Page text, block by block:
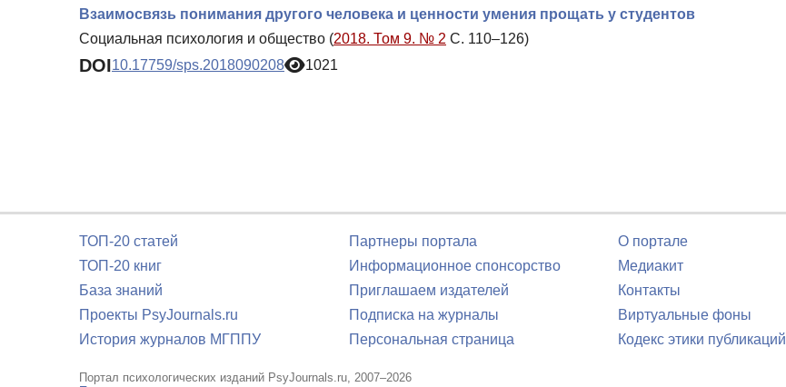
Взаимосвязь понимания другого человека и ценности умения прощать у студентов
Социальная психология и общество (2018. Том 9. № 2 С. 110–126)
DOI10.17759/sps.2018090208 1021
ТОП-20 статей
ТОП-20 книг
База знаний
Проекты PsyJournals.ru
История журналов МГППУ
Партнеры портала
Информационное спонсорство
Приглашаем издателей
Подписка на журналы
Персональная страница
О портале
Медиакит
Контакты
Виртуальные фоны
Кодекс этики публикаций
Портал психологических изданий PsyJournals.ru, 2007–2026